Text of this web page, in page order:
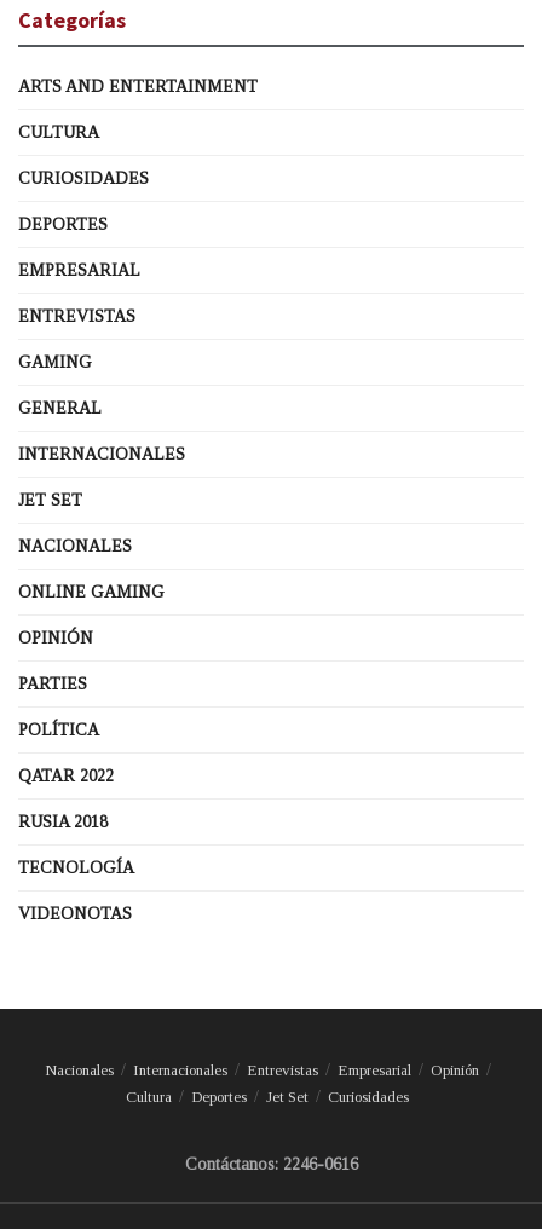
Categorías
ARTS AND ENTERTAINMENT
CULTURA
CURIOSIDADES
DEPORTES
EMPRESARIAL
ENTREVISTAS
GAMING
GENERAL
INTERNACIONALES
JET SET
NACIONALES
ONLINE GAMING
OPINIÓN
PARTIES
POLÍTICA
QATAR 2022
RUSIA 2018
TECNOLOGÍA
VIDEONOTAS
Nacionales Internacionales Entrevistas Empresarial
Opinión
Cultura
Deportes Jet Set Curiosidades
Contáctanos: 2246-0616